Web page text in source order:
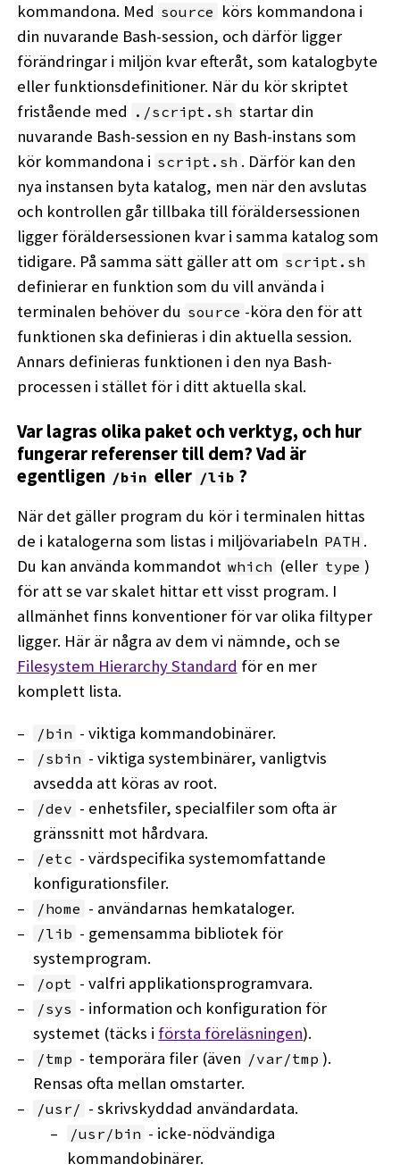
kommandona. Med source körs kommandona i
din nuvarande Bash-session, och därför ligger
förändringar i miljön kvar efteråt, som katalogbyte
eller funktionsdefinitioner. När du kör skriptet
fristående med ./script.sh startar din
nuvarande Bash-session en ny Bash-instans som
kör kommandona i script.sh . Därför kan den
nya instansen byta katalog, men när den avslutas
och kontrollen går tillbaka till föräldersessionen
ligger föräldersessionen kvar i samma katalog som
tidigare. På samma sätt gäller att om script.sh
definierar en funktion som du vill använda i
terminalen behöver du source -köra den för att
funktionen ska definieras i din aktuella session.
Annars definieras funktionen i den nya Bash-
processen i stället för i ditt aktuella skal.
Var lagras olika paket och verktyg, och hur
fungerar referenser till dem? Vad är
egentligen /bin eller /lib ?
När det gäller program du kör i terminalen hittas
de i katalogerna som listas i miljövariabeln PATH .
Du kan använda kommandot which (eller type )
för att se var skalet hittar ett visst program. I
allmänhet finns konventioner för var olika filtyper
ligger. Här är några av dem vi nämnde, och se
Filesystem Hierarchy Standard för en mer
komplett lista.
/bin - viktiga kommandobinärer.
/sbin - viktiga systembinärer, vanligtvis
avsedda att köras av root.
/dev - enhetsfiler, specialfiler som ofta är
gränssnitt mot hårdvara.
/etc - värdspecifika systemomfattande
konfigurationsfiler.
/home - användarnas hemkataloger.
/lib - gemensamma bibliotek för
systemprogram.
/opt - valfri applikationsprogramvara.
/sys - information och konfiguration för
systemet (täcks i första föreläsningen).
/tmp - temporära filer (även /var/tmp ).
Rensas ofta mellan omstarter.
/usr/ - skrivskyddad användardata.
/usr/bin - icke-nödvändiga
kommandobinärer.